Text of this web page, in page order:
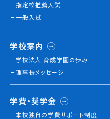
指定校推薦入試
一般入試
学校案内
学校法人 育成学園の歩み
理事長メッセージ
学費・奨学金
本校独⾃の学費サポート制度